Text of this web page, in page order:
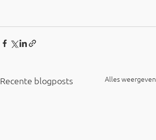
Recente blogposts Alles weergeven